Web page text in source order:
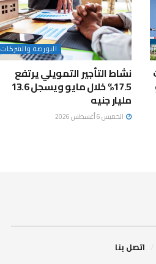
البورصة والشركات
نشاط التأجير التمويلي يرتفع
17.5% خلال مايو ويسجل 13.6
مليار جنيه
الخميس 6 أغسطس 2026
اتصل بنا